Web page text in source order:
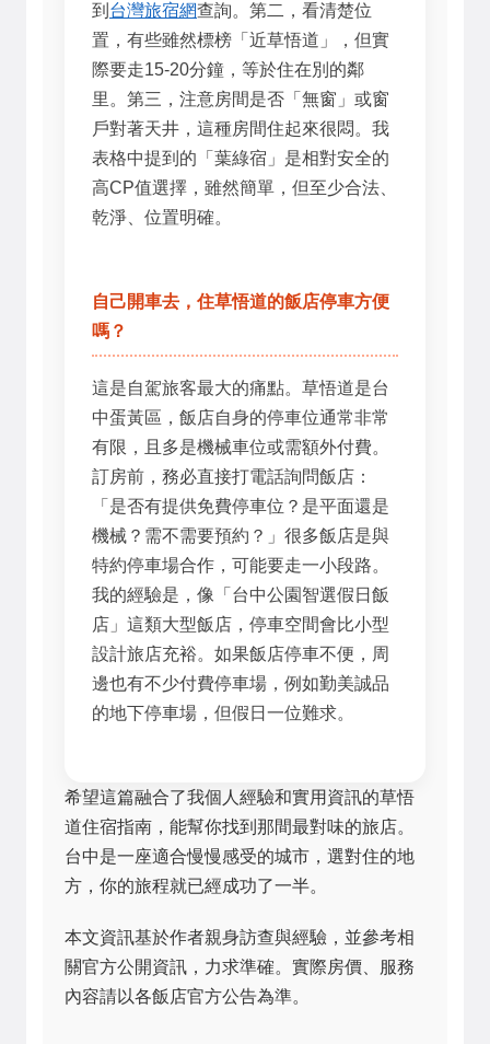
到 台灣旅宿網查詢。第二，看清楚位
置，有些雖然標榜「近草悟道」，但實
際要走15-20分鐘，等於住在別的鄰
里。第三，注意房間是否「無窗」或窗
戶對著天井，這種房間住起來很悶。我
表格中提到的「葉綠宿」是相對安全的
高CP值選擇，雖然簡單，但至少合法、
乾淨、位置明確。
自己開車去，住草悟道的飯店停車方便
嗎？
這是自駕旅客最大的痛點。草悟道是台
中蛋黃區，飯店自身的停車位通常非常
有限，且多是機械車位或需額外付費。
訂房前，務必直接打電話詢問飯店：
「是否有提供免費停車位？是平面還是
機械？需不需要預約？」很多飯店是與
特約停車場合作，可能要走一小段路。
我的經驗是，像「台中公園智選假日飯
店」這類大型飯店，停車空間會比小型
設計旅店充裕。如果飯店停車不便，周
邊也有不少付費停車場，例如勤美誠品
的地下停車場，但假日一位難求。
希望這篇融合了我個人經驗和實用資訊的草悟
道住宿指南，能幫你找到那間最對味的旅店。
台中是一座適合慢慢感受的城市，選對住的地
方，你的旅程就已經成功了一半。
本文資訊基於作者親身訪查與經驗，並參考相
關官方公開資訊，力求準確。實際房價、服務
內容請以各飯店官方公告為準。